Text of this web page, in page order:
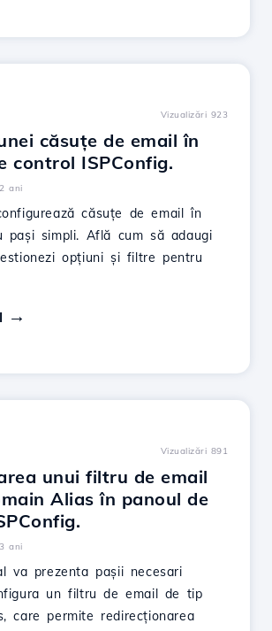
Vizualizări 923
căsuțe de email în
control ISPConfig.
ani
căsuțe de email în
pași simpli. Află cum să adaugi
opțiuni și filtre pentru
Vizualizări 891
unui filtru de email
Alias în panoul de
ani
va prezenta pașii necesari
un filtru de email de tip
care permite redirecționarea